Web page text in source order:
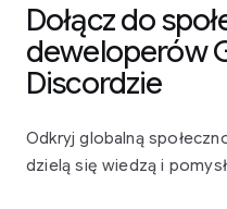
Dołącz do
deweloperów
Discordzie
Odkryj globalną
dzielą się wiedzą i